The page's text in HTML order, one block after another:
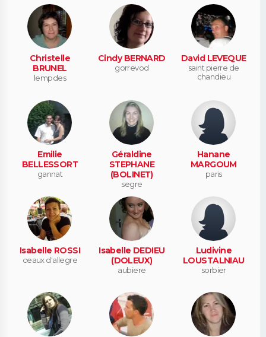
Christelle
BRUNEL
lempdes
Cindy BERNARD
gorrevod
David LEVEQUE
saint pierre de
chandieu
Emilie
BELLESSORT
gannat
Géraldine
STEPHANE
(BOLINET)
segre
Hanane
MARGOUM
paris
Isabelle ROSSI
ceaux d'allegre
Isabelle DEDIEU
(DOLEUX)
aubiere
Ludivine
LOUSTALNIAU
sorbier